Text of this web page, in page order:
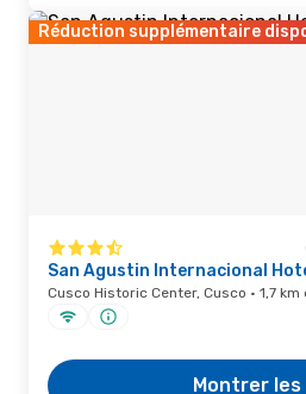
Réduction supplémentaire
San Agustin Internacional
Cusco Historic Center, Cusco · 1,7
Montrer les